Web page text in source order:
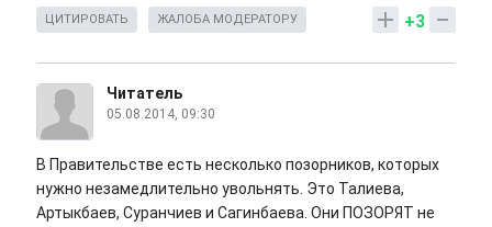
+3
ЦИТИРОВАТЬ ЖАЛОБА МОДЕРАТОРУ
Читатель
05.08.2014, 09:30
В Правительстве есть несколько позорников, которых
нужно незамедлительно увольнять. Это Талиева,
Артыкбаев, Суранчиев и Сагинбаева. Они ПОЗОРЯТ не